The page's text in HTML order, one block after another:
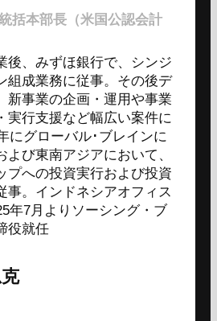
括本部長（米国公認会計
後、みずほ銀行で、シンジ
組成業務に従事。その後デ
新事業の企画・運用や事業
実行支援など幅広い案件に
にグローバル･ブレインに
よび東南アジアにおいて、
プへの投資実行および投資
事。インドネシアオフィス
年7月よりソーシング・ブ
役就任